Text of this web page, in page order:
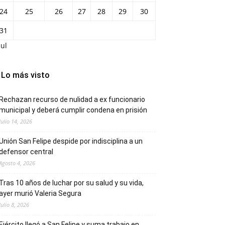
25 26 27 28 29
30
Lo más visto
recurso de nulidad a ex funcionario
y deberá cumplir condena en prisión
14, 2026
San Felipe despide por indisciplina a un
central
4, 2026
10 años de luchar por su salud y su vida,
murió Valeria Segura
8, 2026